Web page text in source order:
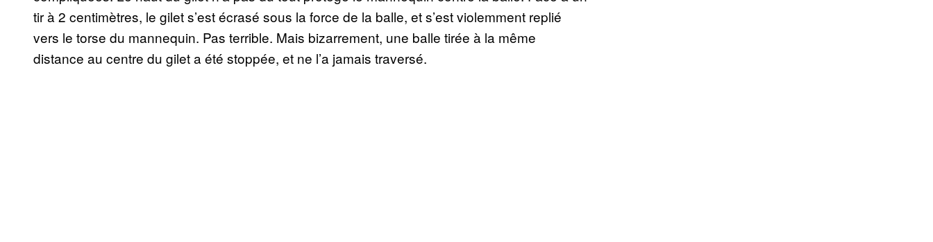
tir à 2 centimètres, le gilet s’est écrasé sous la force de la balle, et s’est violemment replié
vers le torse du mannequin. Pas terrible. Mais bizarrement, une balle tirée à la même
distance au centre du gilet a été stoppée, et ne l’a jamais traversé.